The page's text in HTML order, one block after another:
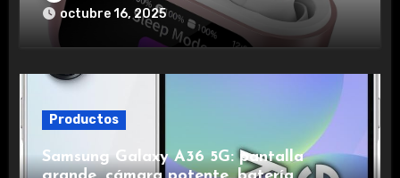
octubre 16, 2025
Productos
Samsung Galaxy A36 5G: pantalla